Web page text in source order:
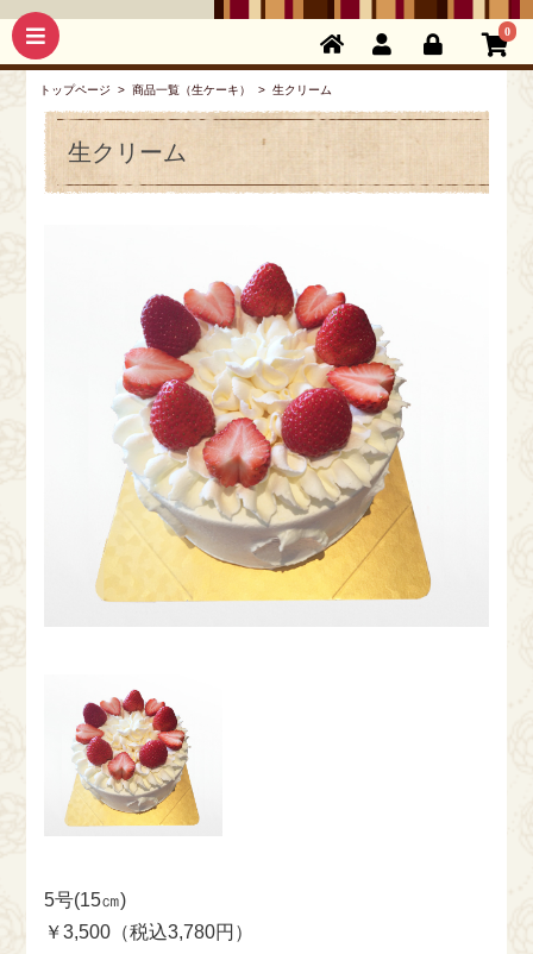
0
トップページ >商品一覧（生ケーキ） > 生クリーム
生クリーム
5号(15㎝)
￥3,500（税込3,780円）